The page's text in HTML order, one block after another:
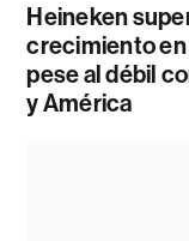
Heineken
crecimiento
pese al débil
y América